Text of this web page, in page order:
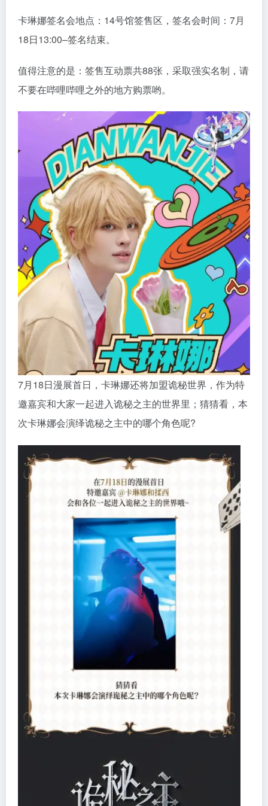
卡琳娜签名会地点：14号馆签售区，签名会时间：7月
18日13:00–签名结束。
值得注意的是：签售互动票共88张，采取强实名制，请
不要在哔哩哔哩之外的地方购票哟。
7月18日漫展首日，卡琳娜还将加盟诡秘世界，作为特
邀嘉宾和大家一起进入诡秘之主的世界里；猜猜看，本
次卡琳娜会演绎诡秘之主中的哪个角色呢?